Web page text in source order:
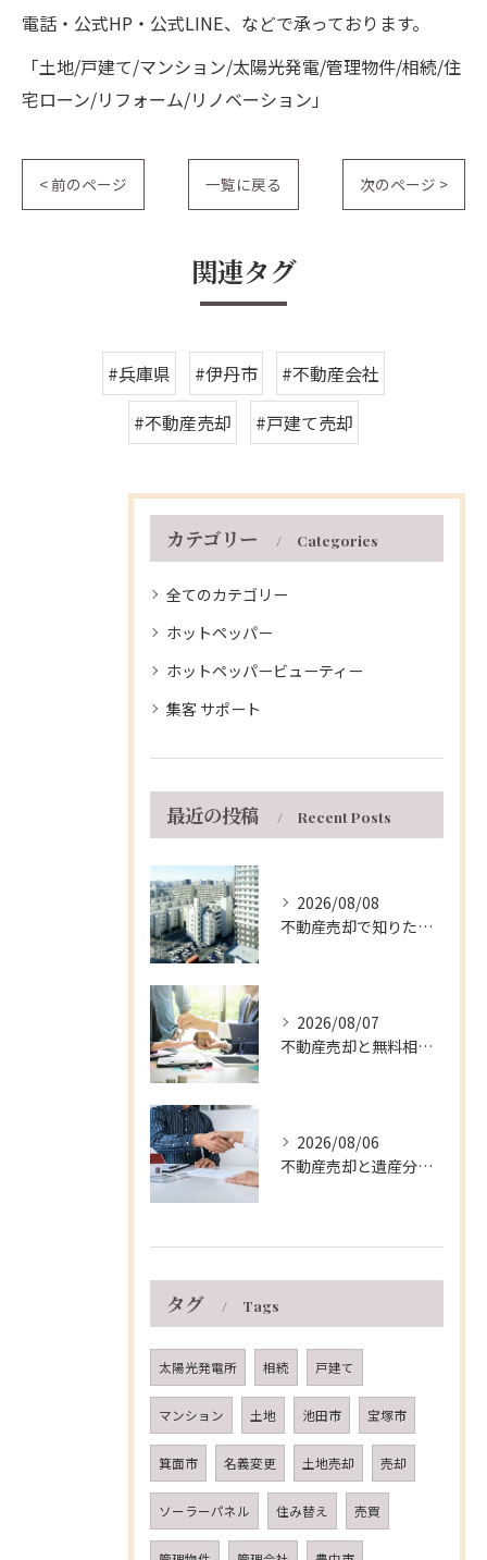
電話・公式HP・公式LINE、などで承っております。
「土地/戸建て/マンション/太陽光発電/管理物件/相続/住
宅ローン/リフォーム/リノベーション」
< 前のページ 一覧に戻る 次のページ >
関連タグ
#兵庫県 #伊丹市
#不動産会社
#不動産売却
#戸建て売却
カテゴリー Categories
全てのカテゴリー
ホットペッパー
ホットペッパービューティー
集客 サポート
最近の投稿 Recent Posts
2026/08/08
不動産売却で知りたい兵庫県伊丹市マンションの手取り額と5年ルールの活用法
2026/08/07
不動産売却と無料相談を兵庫県伊丹市で安心して進める窓口・支援制度の徹底ガイド
2026/08/06
不動産売却と遺産分割を兵庫県伊丹市で円滑に進める実践的な手順と注意点
タグ Tags
太陽光発電所 相続 戸建て
マンション 土地 池田市 宝塚市
箕面市 名義変更 土地売却 売却
ソーラーパネル 住み替え 売買